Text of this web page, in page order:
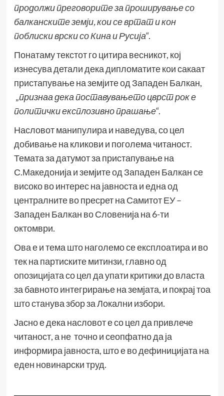
продолжи преговорите за проширување со
балканските земји, кои се вртат и кон
поблиски врски со Кина и Русија“.
Понатаму текстот го цитира весникот, кој
изнесува детали дека дипломатите кои сакаат
пристапување на земјите од Западен Балкан,
„признаа дека поставувањето цврст рок е
политички експлозивно прашање“.
Насловот манипулира и наведува, со цел
добивање на кликови и поголема читаност.
Темата за датумот за пристапување на
С.Македонија и земјите од Западен Балкан се
високо во интерес на јавноста и една од
централните во пресрет на Самитот ЕУ –
Западен Балкан во Словенија на 6-ти
октомври.
Ова е и тема што наголемо се експлоатира и во
тек на партиските митинзи, главно од
опозицијата со цел да упати критики до власта
за бавното интегрирање на земјата, и покрај тоа
што станува збор за Локални избори.
Јасно е дека насловот е со цел да привлече
читаност, а не точно и сеопфатно да ја
информира јавноста, што е во дефиницијата на
еден новинарски труд.